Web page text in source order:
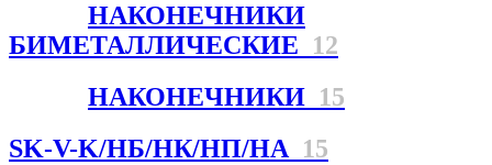
НАКОНЕЧНИКИ
БИМЕТАЛЛИЧЕСКИЕ 12
НАКОНЕЧНИКИ 15
SK-V-K/НБ/НК/НП/НА 15